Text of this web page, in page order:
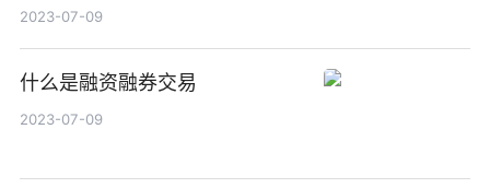
2023-07-09
什么是融资融券交易
2023-07-09